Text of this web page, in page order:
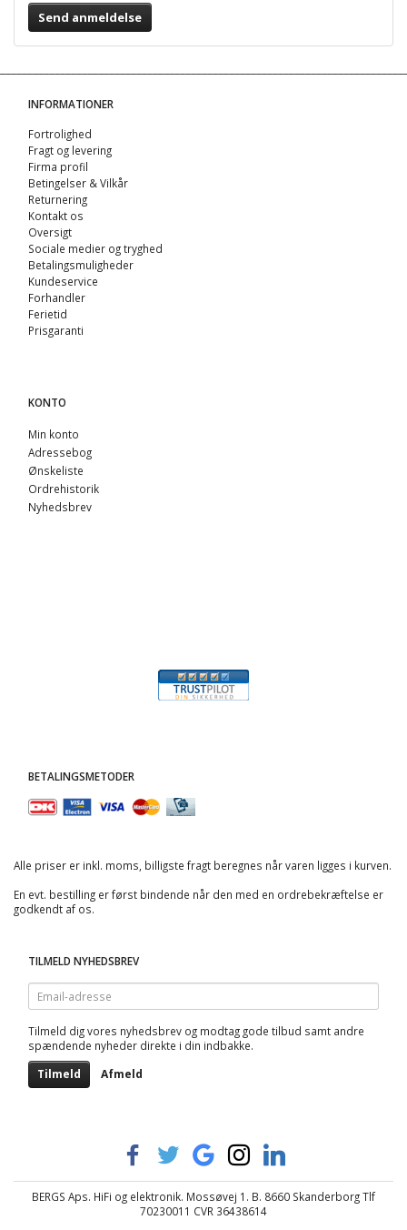
Send anmeldelse
INFORMATIONER
Fortrolighed
Fragt og levering
Firma profil
Betingelser & Vilkår
Returnering
Kontakt os
Oversigt
Sociale medier og tryghed
Betalingsmuligheder
Kundeservice
Forhandler
Ferietid
Prisgaranti
KONTO
Min konto
Adressebog
Ønskeliste
Ordrehistorik
Nyhedsbrev
BETALINGSMETODER
Alle priser er inkl. moms, billigste fragt beregnes når varen ligges i kurven.
En evt. bestilling er først bindende når den med en ordrebekræftelse er
godkendt af os.
TILMELD NYHEDSBREV
Email-
adresse
Tilmeld dig vores nyhedsbrev og modtag gode tilbud samt andre
spændende nyheder direkte i din indbakke.
Tilmeld Afmeld
BERGS Aps. HiFi og elektronik. Mossøvej 1. B. 8660 Skanderborg Tlf
70230011 CVR 36438614